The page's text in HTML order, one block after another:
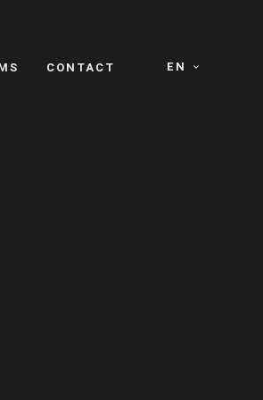
EN
CONTACT